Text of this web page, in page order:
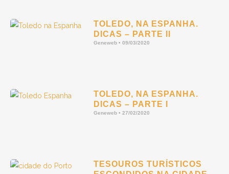
TOLEDO, NA ESPANHA.
DICAS – PARTE II
Geneweb 09/03/2020
TOLEDO, NA ESPANHA.
DICAS – PARTE I
Geneweb 27/02/2020
TESOUROS TURÍSTICOS